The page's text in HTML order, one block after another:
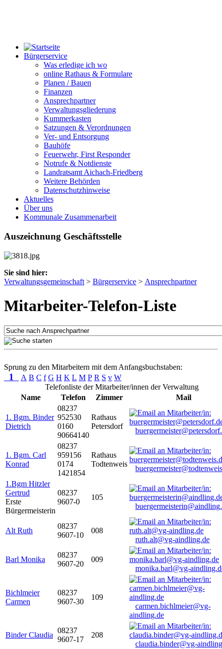
Bürgerservice
Was erledige ich wo
online Rathaus & Formulare
Planen / Bauen
Finanzen
Ansprechpartner
Verwaltungsgliederung
Kummerkasten
Satzungen & Verordnungen
Ver- und Entsorgung
Bauhöfe
Feuerwehr, First Responder
Notrufe & Notdienste
Landratsamt Aichach-Friedberg
Weitere Behörden
Datenschutzhinweise
Aktuelles
Über uns
Kommunale Zusammenarbeit
Auszeichnung Geschäftsstelle
Sie sind hier:
Verwaltungsgemeinschaft > Bürgerservice > Ansprechpartner
Mitarbeiter-Telefon-Liste
Sprung zu den Mitarbeitern mit dem Anfangsbuchstaben:
1 A B C f G H K L M P R S v W
Telefonliste der Mitarbeiter/innen der Verwaltung
Name
Telefon Zimmer Mail
1. Bgm. Binder
Dietrich
08237
952530
0160
90664140
Rathaus
Petersdorf
1. Bgm. Carl
Konrad
08237
959156
0174
1421854
Rathaus
Todtenweis
1.Bgm Hitzler
Gertrud
Erste
Bürgermeisterin
08237
9607-0
105
Alt Ruth
08237
9607-10
008
ruth.alt@vg-aindling.de
Barl Monika
08237
9607-20
009
monika.barl@vg-
Bichlmeier
Carmen
08237
9607-30
109
carmen.bichlmeier@vg-
aindling.de
Binder Claudia
08237
9607-17
208
claudia.binder@vg-